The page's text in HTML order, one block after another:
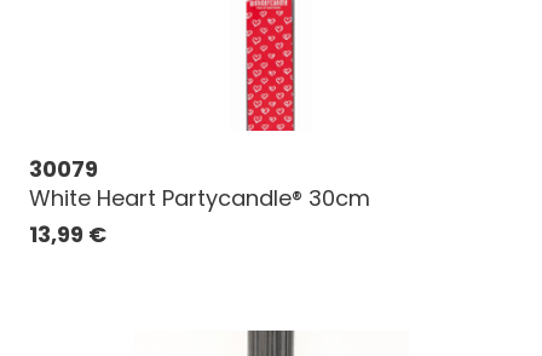
30079
White Heart Partycandle® 30cm
13,99 €